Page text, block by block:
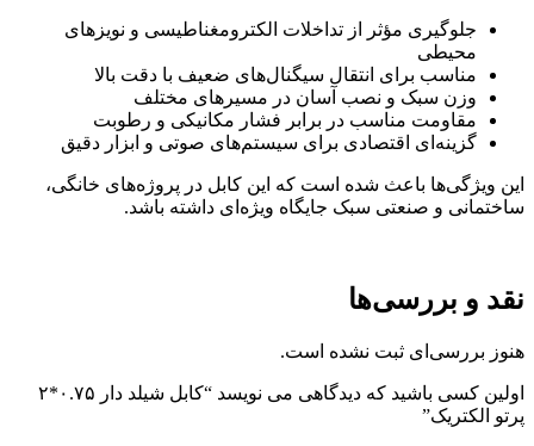
جلوگیری مؤثر از تداخلات الکترومغناطیسی و نویزهای
محیطی
مناسب برای انتقال سیگنال‌های ضعیف با دقت بالا
وزن سبک و نصب آسان در مسیرهای مختلف
مقاومت مناسب در برابر فشار مکانیکی و رطوبت
گزینه‌ای اقتصادی برای سیستم‌های صوتی و ابزار دقیق
این ویژگی‌ها باعث شده است که این کابل در پروژه‌های خانگی،
ساختمانی و صنعتی سبک جایگاه ویژه‌ای داشته باشد.
نقد و بررسی‌ها
هنوز بررسی‌ای ثبت نشده است.
اولین کسی باشید که دیدگاهی می نویسد “کابل شیلد دار ۰.۷۵*۲
پرتو الکتریک”